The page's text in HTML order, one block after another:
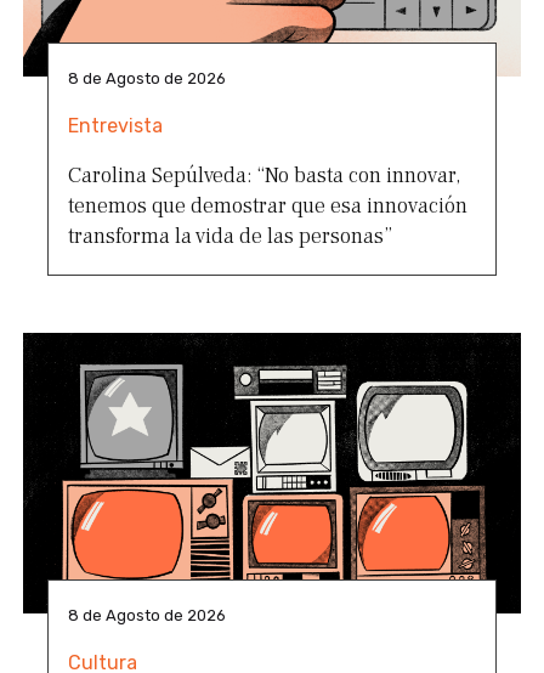
8 de Agosto de 2026
Entrevista
Carolina Sepúlveda: “No basta con innovar,
tenemos que demostrar que esa innovación
transforma la vida de las personas”
8 de Agosto de 2026
Cultura